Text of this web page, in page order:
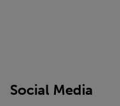
Social Media